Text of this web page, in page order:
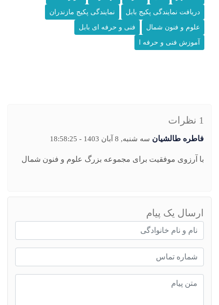
دریافت نمایندگی پکیج بابل نمایندگی پکیج مازندران
علوم و فنون شمال فنی و حرفه ای بابل
آموزش فنی و حرفه ا
1 نظرات
فاطره طالشیان سه شنبه, 8 آبان 1403 - 18:58:25
با آرزوی موفقیت برای مجموعه بزرگ علوم و فنون شمال
ارسال یک پیام